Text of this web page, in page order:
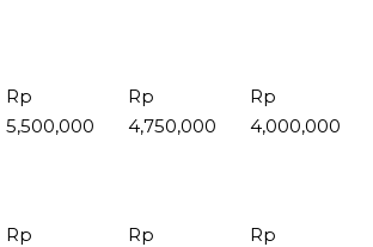
Rp
5,500,000
Rp
4,750,000
Rp
4,000,000
Rp
Rp
Rp